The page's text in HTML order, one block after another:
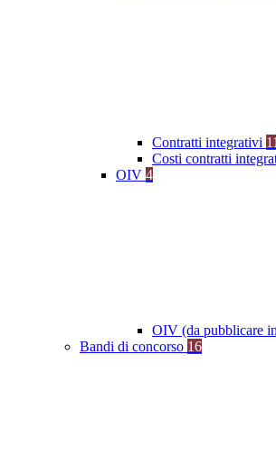
Contratti integrativi 11
Costi contratti
OIV 4
OIV (da pubblicare
Bandi di concorso 16